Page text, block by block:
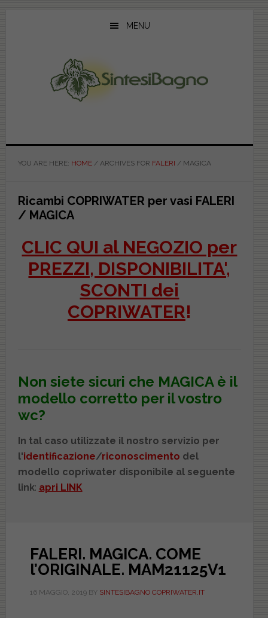
MENU
YOU ARE HERE: HOME /ARCHIVES FOR FALERI /MAGICA
Ricambi COPRIWATER per vasi FALERI
/ MAGICA
CLIC QUI al NEGOZIO per
PREZZI, DISPONIBILITA',
SCONTI dei
COPRIWATER!
Non siete sicuri che MAGICAè il
modello corretto per il vostro
wc?
In tal caso utilizzate il nostro servizio per
l'identificazione/riconoscimento del
modello copriwater disponibile al seguente
link: apri LINK
FALERI. MAGICA. COME
l’ORIGINALE. MAM21125V1
16 MAGGIO, 2019BY SINTESIBAGNO COPRIWATER.IT